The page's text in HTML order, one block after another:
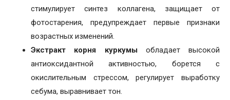
стимулирует синтез коллагена, защищает от
фотостарения, предупреждает первые признаки
возрастных изменений.
Экстракт корня куркумыобладает высокой
антиоксидантной активностью, борется с
окислительным стрессом, регулирует выработку
себума, выравнивает тон.